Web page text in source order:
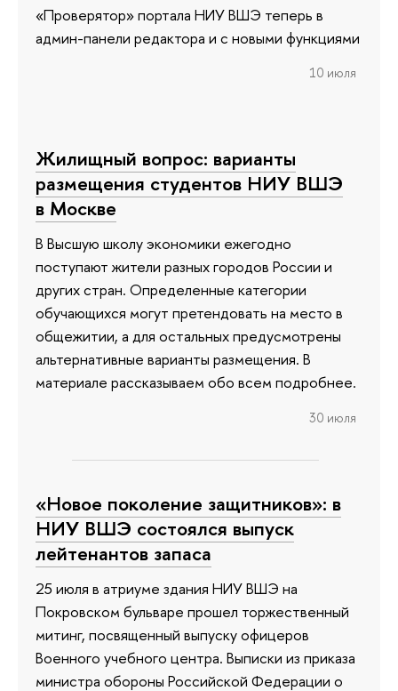
«Проверятор» портала НИУ ВШЭ теперь в
админ-панели редактора и с новыми функциями
10 июля
Жилищный вопрос: варианты
размещения студентов НИУ ВШЭ
в Москве
В Высшую школу экономики ежегодно
поступают жители разных городов России и
других стран. Определенные категории
обучающихся могут претендовать на место в
общежитии, а для остальных предусмотрены
альтернативные варианты размещения. В
материале рассказываем обо всем подробнее.
30 июля
«Новое поколение защитников»: в
НИУ ВШЭ состоялся выпуск
лейтенантов запаса
25 июля в атриуме здания НИУ ВШЭ на
Покровском бульваре прошел торжественный
митинг, посвященный выпуску офицеров
Военного учебного центра. Выписки из приказа
министра обороны Российской Федерации о